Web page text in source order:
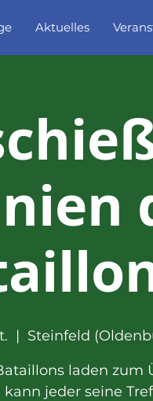
Aktuelles
  |
Steinfeld
laden zum
jeder seine